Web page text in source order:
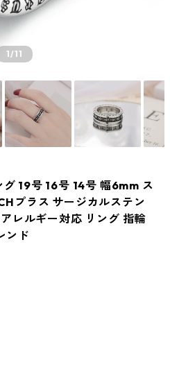
1/11
19号 16号 14号 幅6mm ス
プラス サージカルステン
レルギー対応 リング 指輪
ンド